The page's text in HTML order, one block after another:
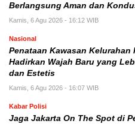
Berlangsung Aman dan
Kamis, 6 Agu 2026 - 16:12 WIB
Nasional
Penataan Kawasan Kelurahan
Hadirkan Wajah Baru yang
dan Estetis
Kamis, 6 Agu 2026 - 16:07 WIB
Kabar Polisi
Jaga Jakarta On The Spot di